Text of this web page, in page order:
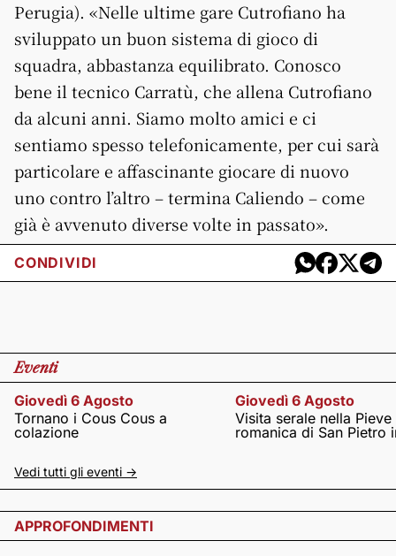
Perugia). «Nelle ultime gare Cutrofiano ha
sviluppato un buon sistema di gioco di
squadra, abbastanza equilibrato. Conosco
bene il tecnico Carratù, che allena Cutrofiano
da alcuni anni. Siamo molto amici e ci
sentiamo spesso telefonicamente, per cui sarà
particolare e affascinante giocare di nuovo
uno contro l’altro – termina Caliendo – come
già è avvenuto diverse volte in passato».
CONDIVIDI
Eventi
Giovedì 6 Agosto
Tornano i Cous Cous a
colazione
Giovedì 6 Agosto
Visita serale nella Pieve
romanica di San Pietro
Vedi tutti gli eventi ->
APPROFONDIMENTI